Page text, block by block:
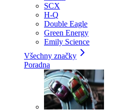
SCX
H-Q
Double Eagle
Green Energy
Emily Science
Všechny značky
Poradna